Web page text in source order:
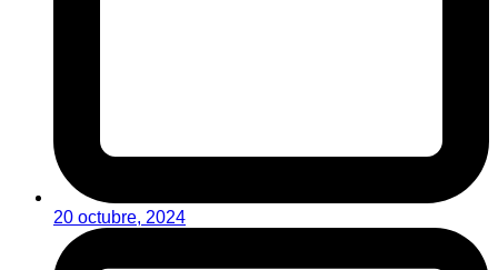
20 octubre, 2024